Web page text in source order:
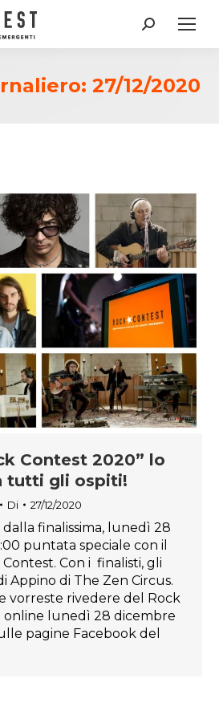
Cerca:
27/12/2020
Contest 2020” lo
tutti gli ospiti!
Di 27/12/2020
finalissima, lunedì 28
puntata speciale con il
Con i finalisti, gli
Appino di The Zen Circus.
vorreste rivedere del Rock
online lunedì 28 dicembre
pagine Facebook del